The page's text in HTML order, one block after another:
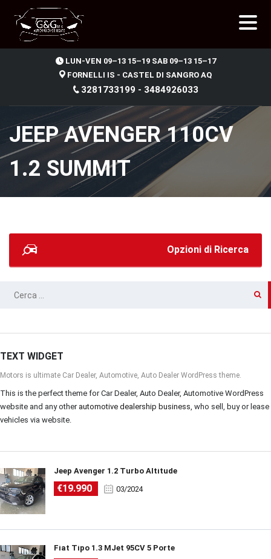
LUN-VEN 09–13 15–19 SAB 09–13 15–17
FORNELLI IS - CASTEL DI SANGRO AQ
3281733199 - 3484926033
JEEP AVENGER 110CV
1.2 SUMMIT
Opzioni di Ricerca
RICERCA
TEXT WIDGET
Motors is ultimate Car Dealer, Automotive, Auto Dealer WordPress theme.
This is the perfect theme for Car Dealer, Auto Dealer, Automotive WordPress
website and any other automotive dealership business, who sell, buy or lease
vehicles via website.
Jeep Avenger 1.2 Turbo Altitude
€19.990 03/2024
Fiat Tipo 1.3 MJet 95CV 5 Porte